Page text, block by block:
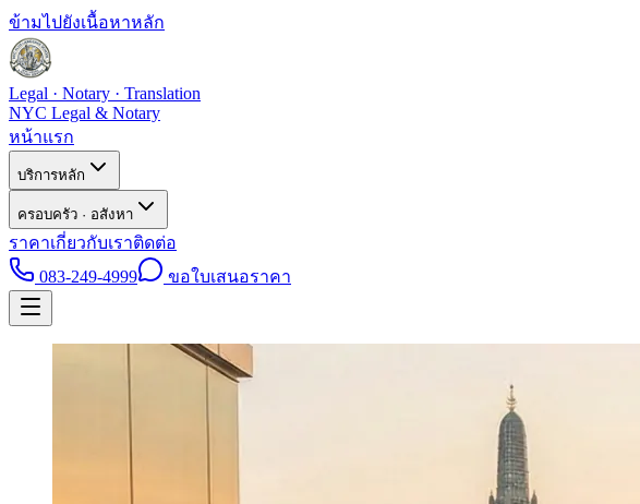
ข้ามไปยังเนื้อหาหลัก
Legal · Notary · Translation
NYC Legal & Notary
หน้าแรก
บริการหลัก
ครอบครัว · อสังหา
ราคาเกี่ยวกับเราติดต่อ
083-249-4999
ขอใบเสนอราคา